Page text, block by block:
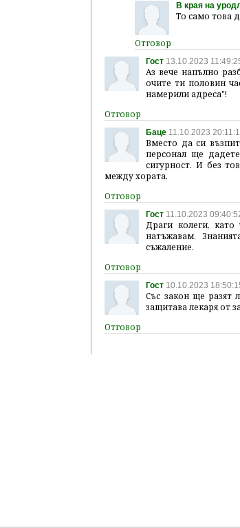
В края на
То само това
Гост 13.10.2023
Аз вече напълно
очите ти половин
намерили адреса"!
Баце 11.10.2023
Вместо да си
персонал ще
сигурност. И без
между хората.
Гост 11.10.2023
Драги колеги,
натъжавам.
съжаление.
Гост 10.10.2023
Със закон ще разят
защитава лекаря от